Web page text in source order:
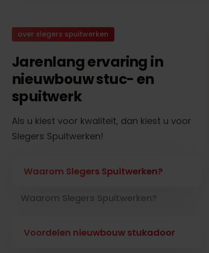
over slegers spuitwerken
Jarenlang ervaring in
nieuwbouw stuc- en
spuitwerk
Als u kiest voor kwaliteit, dan kiest u voor
Slegers Spuitwerken!
Waarom Slegers Spuitwerken?
Waarom Slegers Spuitwerken?
Voordelen nieuwbouw stukadoor